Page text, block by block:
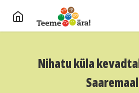
Nihatu küla
Saaremaal